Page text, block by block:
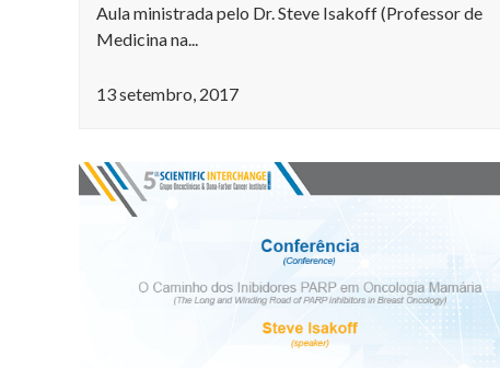
Aula ministrada pelo Dr. Steve Isakoff (Professor de
Medicina na...
13 setembro, 2017